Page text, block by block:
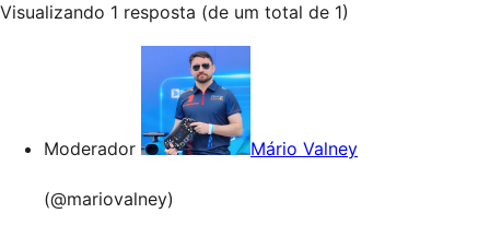
Visualizando 1 resposta (de um total de 1)
Moderador Mário Valney
(@mariovalney)